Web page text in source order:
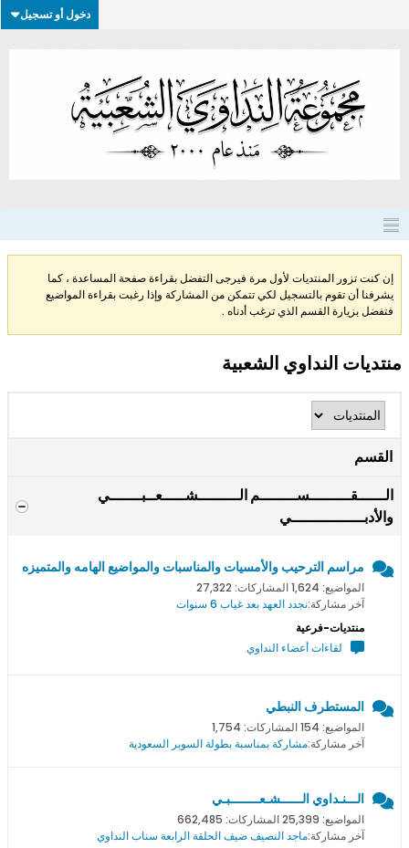
دخول أو تسجيل
إن كنت تزور المنتديات لأول مرة فيرجى التفضل بقراءة صفحة المساعدة ، كما
يشرفنا أن تقوم بالتسجيل لكي تتمكن من المشاركة وإذا رغبت بقراءة المواضيع
فتفضل بزيارة القسم الذي ترغب أدناه .
منتديات النداوي الشعبية
القسم
الــــــقـــــــــســــــــم الـــــــــشـــــعــبـــــــي
والأدبــــــــــــــــي
مراسم الترحيب والأمسيات والمناسبات والمواضيع الهامه والمتميزه
المواضيع: 1,624 المشاركات: 27,322
آخر مشاركة:نجدد العهد بعد غياب 6 سنوات
منتديات-فرعية
لقاءات أعضاء النداوي
المستطرف النبطي
المواضيع: 154 المشاركات: 1,754
آخر مشاركة:مشاركة بمناسبة بطولة السوبر السعودية
الـــنـداوي الــــــشـعــــــــبـي
المواضيع: 25,399 المشاركات: 662,485
آخر مشاركة:ماجد النصيف ضيف الحلقة الرابعة سناب النداوي